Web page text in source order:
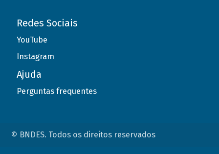
Redes Sociais
YouTube
Instagram
Ajuda
Perguntas frequentes
© BNDES. Todos os direitos reservados